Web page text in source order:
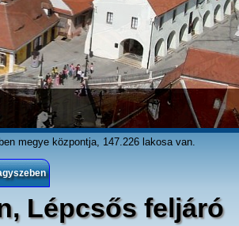
megye központja, 147.226 lakosa van.
Lépcsős feljáró